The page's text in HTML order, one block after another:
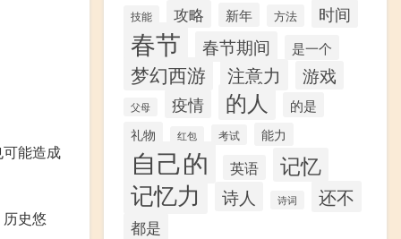
能造成
史悠
技能 攻略 新年 方法 时间
春节 春节期间 是一个
梦幻西游 注意力 游戏
父母 疫情 的人 的是
礼物 红包 考试 能力
自己的 英语 记忆
记忆力 诗人 诗词 还不
都是